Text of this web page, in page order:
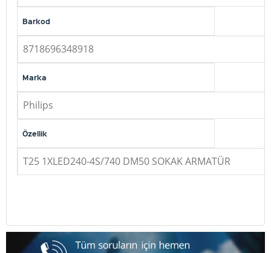
Barkod
8718696348918
Marka
Philips
Özellik
T25 1XLED240-4S/740 DM50 SOKAK ARMATÜR